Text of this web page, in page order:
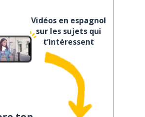
Vidéos en espagnol
sur les sujets qui
t’intéressent